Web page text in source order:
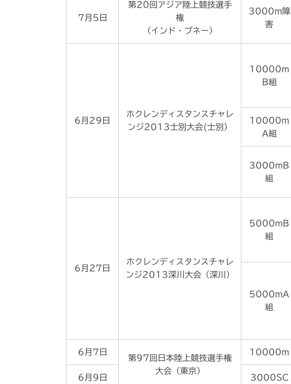
7月5日
第20回アジア陸上競技選手
権
（インド・プネー）
3000m障
害
6月29日
ホクレンディスタンスチャレ
ンジ2013士別大会(士別）
10000m
B組
10000m
A組
3000mB
組
6月27日
ホクレンディスタンスチャレ
ンジ2013深川大会（深川）
5000mB
組
5000mA
組
6月7日
第97回日本陸上競技選手権
大会（東京）
10000m
6月9日 3000SC